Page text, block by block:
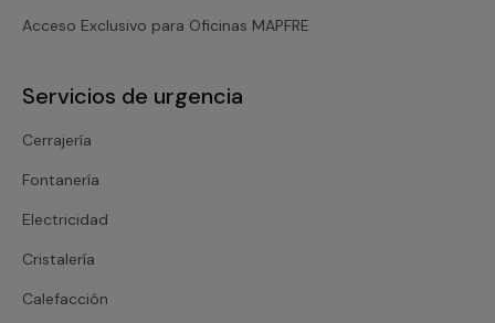
Acceso Exclusivo para Oficinas MAPFRE
Servicios de urgencia
Cerrajería
Fontanería
Electricidad
Cristalería
Calefacción